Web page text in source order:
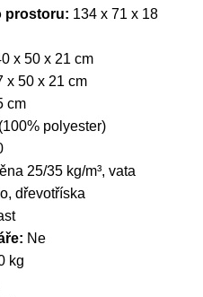
prostoru: 134 x 71 x 18
x 50 x 21 cm
x 50 x 21 cm
cm
polyester)
25/35 kg/m³, vata
dřevotříska
Ne
kg